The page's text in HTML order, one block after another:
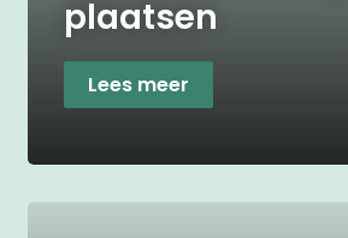
plaatsen
Lees meer